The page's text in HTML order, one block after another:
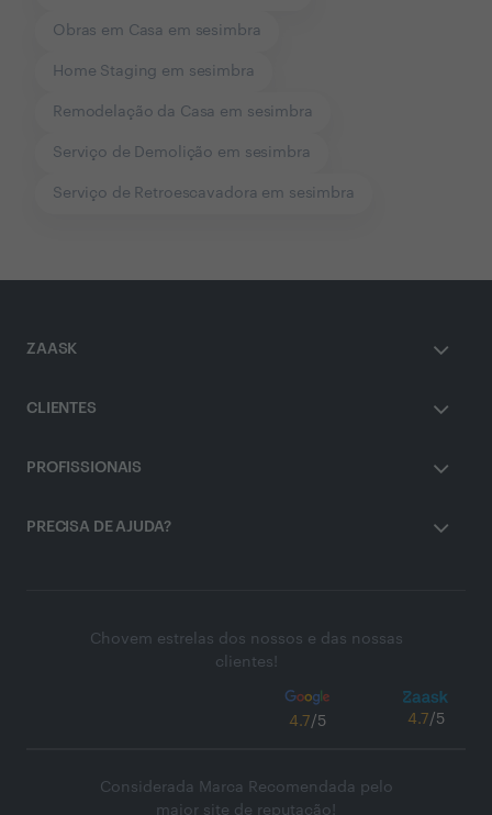
Obras em Casa em sesimbra
Home Staging em sesimbra
Remodelação da Casa em sesimbra
Serviço de Demolição em sesimbra
Serviço de Retroescavadora em sesimbra
ZAASK
CLIENTES
PROFISSIONAIS
PRECISA DE AJUDA?
Chovem estrelas dos nossos e das nossas
clientes!
4.7/5 4.7/5
Considerada Marca Recomendada pelo
maior site de reputação!